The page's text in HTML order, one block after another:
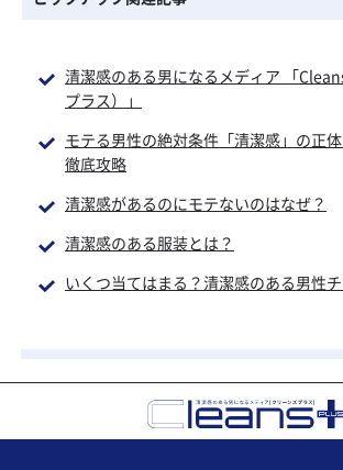
清潔感のある男になるメディア 「
プラス）」
モテる男性の絶対条件「清潔感」の正
徹底攻略
清潔感があるのにモテないのはなぜ？
清潔感のある服装とは？
いくつ当てはまる？ 清潔感のある男性